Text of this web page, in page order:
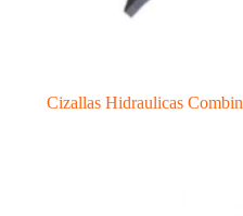
Cizallas Hidraulicas